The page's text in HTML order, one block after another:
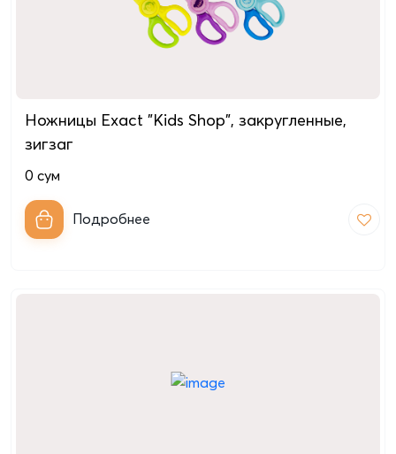
Ножницы Exact "Kids Shop", закругленные,
зигзаг
0 сум
Подробнее